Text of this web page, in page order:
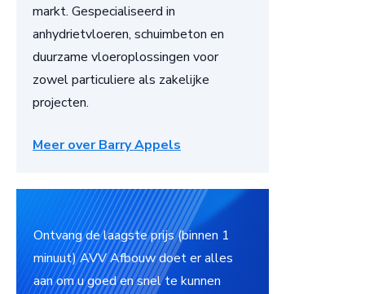
markt. Gespecialiseerd in
anhydrietvloeren, schuimbeton en
duurzame vloeroplossingen voor
zowel particuliere als zakelijke
projecten.
Meer over Barry Appels
Ontvang de laagste prijs (binnen 1
minuut) AVV Afbouw doet er alles
aan om u goed en snel te kunnen